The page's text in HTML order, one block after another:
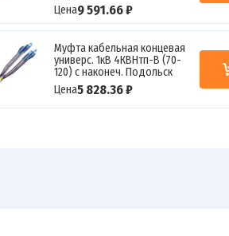
Цена9 591.66 ₽
Муфта кабельная концевая
универс. 1кВ 4КВНтп-В (70-
120) с наконеч. Подольск
Цена5 828.36 ₽